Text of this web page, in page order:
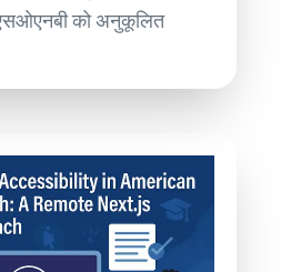
को अनुकूलित